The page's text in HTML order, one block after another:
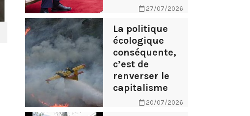
27/07/2026
La politique
écologique
conséquente,
c’est de
renverser le
capitalisme
20/07/2026